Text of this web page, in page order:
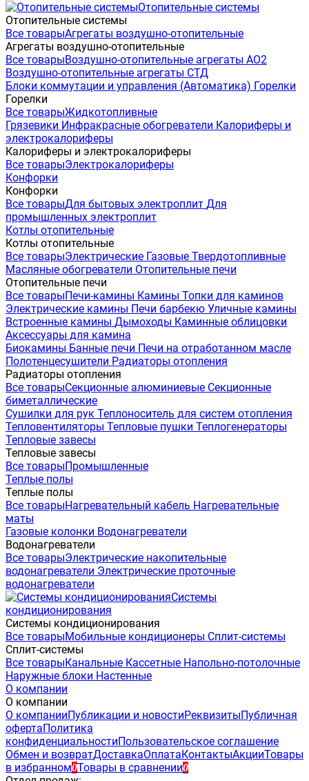
Отопительные системы
Отопительные системы
Все товарыАгрегаты воздушно-отопительные
Агрегаты воздушно-отопительные
Все товарыВоздушно-отопительные агрегаты АО2
Воздушно-отопительные агрегаты СТД
Блоки коммутации и управления (Автоматика) Горелки
Горелки
Все товарыЖидкотопливные
Грязевики Инфракрасные обогреватели Калориферы и
электрокалориферы
Калориферы и электрокалориферы
Все товарыЭлектрокалориферы
Конфорки
Конфорки
Все товарыДля бытовых электроплит Для
промышленных электроплит
Котлы отопительные
Котлы отопительные
Все товарыЭлектрические Газовые Твердотопливные
Масляные обогреватели Отопительные печи
Отопительные печи
Все товарыПечи-камины Камины Топки для каминов
Электрические камины Печи барбекю Уличные камины
Встроенные камины Дымоходы Каминные облицовки
Аксессуары для камина
Биокамины Банные печи Печи на отработанном масле
Полотенцесушители Радиаторы отопления
Радиаторы отопления
Все товарыСекционные алюминиевые Секционные
биметаллические
Сушилки для рук Теплоноситель для систем отопления
Тепловентиляторы Тепловые пушки Теплогенераторы
Тепловые завесы
Тепловые завесы
Все товарыПромышленные
Теплые полы
Теплые полы
Все товарыНагревательный кабель Нагревательные
маты
Газовые колонки Водонагреватели
Водонагреватели
Все товарыЭлектрические накопительные
водонагреватели Электрические проточные
водонагреватели
Системы
кондиционирования
Системы кондиционирования
Все товарыМобильные кондиционеры Сплит-системы
Сплит-системы
Все товарыКанальные Кассетные Напольно-потолочные
Наружные блоки Настенные
О компании
О компании
О компанииПубликации и новостиРеквизитыПубличная
офертаПолитика
конфиденциальностиПользовательское соглашение
Обмен и возвратДоставкаОплатаКонтактыАкцииТовары
в избранном0Товары в сравнении0